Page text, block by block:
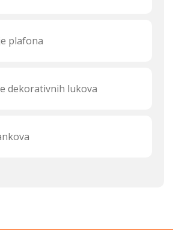
plafona
dekorativnih lukova